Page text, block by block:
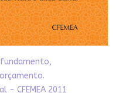
- CFEMEA 2011